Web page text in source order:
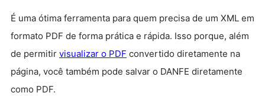
É uma ótima ferramenta para quem precisa de um XML em
formato PDF de forma prática e rápida. Isso porque, além
de permitir visualizar o PDF convertido diretamente na
página, você também pode salvar o DANFE diretamente
como PDF.